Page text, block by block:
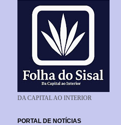
DA CAPITAL AO INTERIOR
PORTAL DE NOTÍCIAS